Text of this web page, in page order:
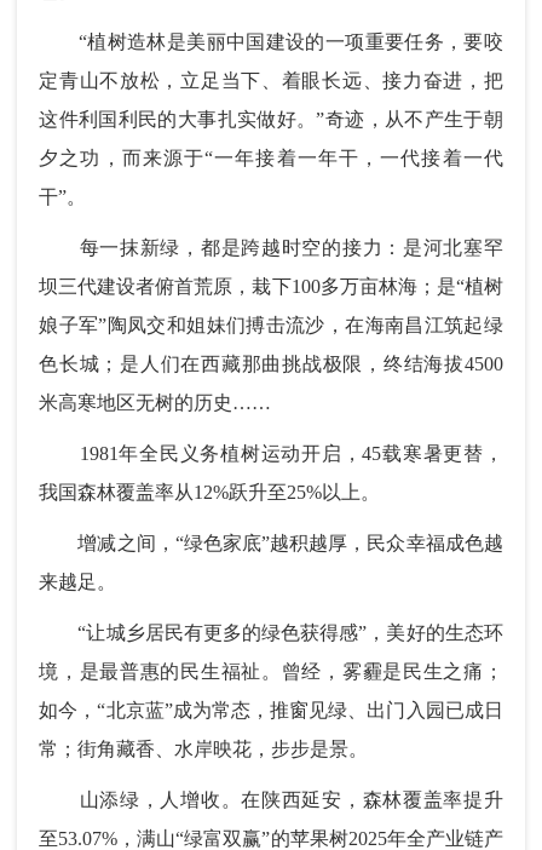
“植树造林是美丽中国建设的一项重要任务，要咬
定青山不放松，立足当下、着眼长远、接力奋进，把
这件利国利民的大事扎实做好。”奇迹，从不产生于朝
夕之功，而来源于“一年接着一年干，一代接着一代
干”。
每一抹新绿，都是跨越时空的接力：是河北塞罕
坝三代建设者俯首荒原，栽下100多万亩林海；是“植树
娘子军”陶凤交和姐妹们搏击流沙，在海南昌江筑起绿
色长城；是人们在西藏那曲挑战极限，终结海拔4500
米高寒地区无树的历史……
1981年全民义务植树运动开启，45载寒暑更替，
我国森林覆盖率从12%跃升至25%以上。
增减之间，“绿色家底”越积越厚，民众幸福成色越
来越足。
“让城乡居民有更多的绿色获得感”，美好的生态环
境，是最普惠的民生福祉。曾经，雾霾是民生之痛；
如今，“北京蓝”成为常态，推窗见绿、出门入园已成日
常；街角藏香、水岸映花，步步是景。
山添绿，人增收。在陕西延安，森林覆盖率提升
至53.07%，满山“绿富双赢”的苹果树2025年全产业链产